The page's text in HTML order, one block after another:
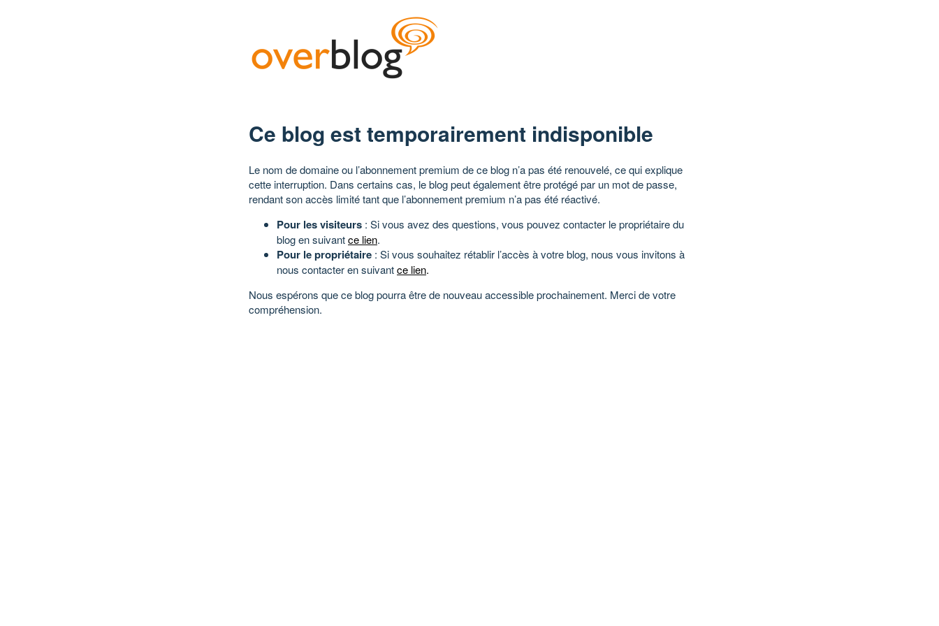
Ce blog est temporairement indisponible
Le nom de domaine ou l’abonnement premium de ce blog n’a pas été renouvelé, ce qui explique
cette interruption. Dans certains cas, le blog peut également être protégé par un mot de passe,
rendant son accès limité tant que l’abonnement premium n’a pas été réactivé.
Pour les visiteurs : Si vous avez des questions, vous pouvez contacter le propriétaire du
blog en suivantce lien.
Pour le propriétaire : Si vous souhaitez rétablir l’accès à votre blog, nous vous invitons à
nous contacter en suivantce lien.
Nous espérons que ce blog pourra être de nouveau accessible prochainement. Merci de votre
compréhension.